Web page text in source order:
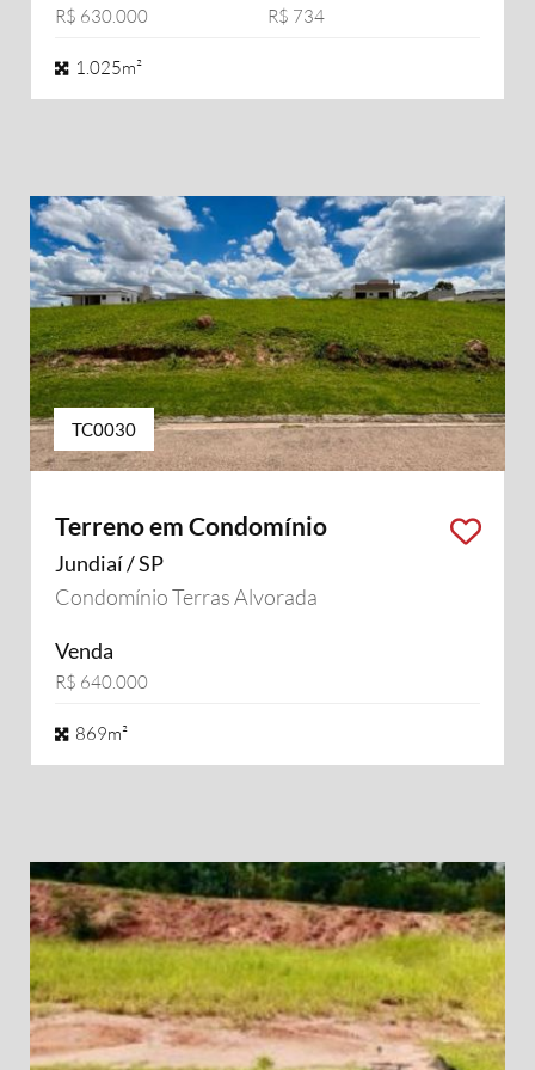
R$ 630.000 R$ 734
1.025m²
TC0030
Terreno em Condomínio
Jundiaí / SP
Condomínio Terras Alvorada
Venda
R$ 640.000
869m²